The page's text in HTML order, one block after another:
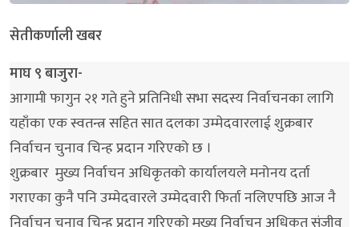
सेतीकर्णाली खबर
माघ ९ बाजुरा-
आगामी फागुन २१ गते हुने प्रतिनिधी सभा सदस्य निर्वाचनका लागि
यहाँका एक स्वतन्त्र सहित सात दलका उम्मेदवारलाई शुक्रबार
निर्वाचन चुनाव चिन्ह प्रदान गरिएको छ ।
शुक्रबार मुख्य निर्वाचन अधिकृतको कार्यालयले मनोनय दर्ता
गराएका कुनै पनि उम्मेदवारले उम्मेदवारी फिर्ता नलिएपछि आज नै